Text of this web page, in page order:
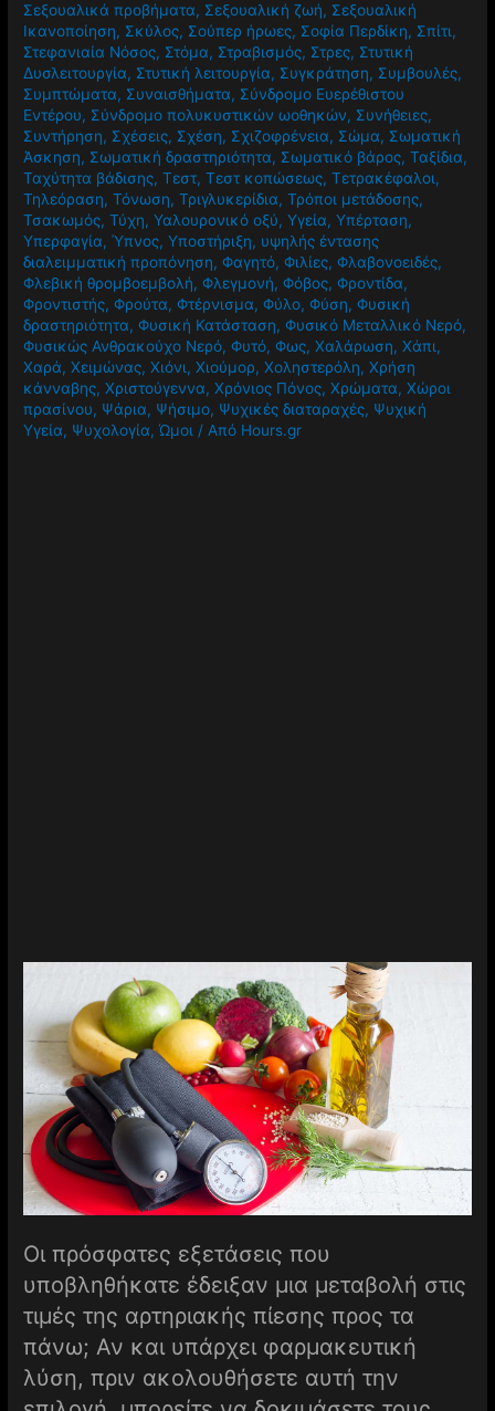
Σεξουαλικά προβήματα, Σεξουαλική ζωή, Σεξουαλική
Ικανοποίηση, Σκύλος, Σούπερ ήρωες, Σοφία Περδίκη, Σπίτι,
Στεφανιαία Νόσος, Στόμα, Στραβισμός, Στρες, Στυτική
Δυσλειτουργία, Στυτική λειτουργία, Συγκράτηση, Συμβουλές,
Συμπτώματα, Συναισθήματα, Σύνδρομο Ευερέθιστου
Εντέρου, Σύνδρομο πολυκυστικών ωοθηκών, Συνήθειες,
Συντήρηση, Σχέσεις, Σχέση, Σχιζοφρένεια, Σώμα, Σωματική
Άσκηση, Σωματική δραστηριότητα, Σωματικό βάρος,Ταξίδια,
Ταχύτητα βάδισης,Τεστ,Τεστ κοπώσεως,Τετρακέφαλοι,
Τηλεόραση,Τόνωση,Τριγλυκερίδια,Τρόποι μετάδοσης,
Τσακωμός,Τύχη,Υαλουρονικό οξύ,Υγεία,Υπέρταση,
Υπερφαγία,Ύπνος,Υποστήριξη, υψηλής έντασης
διαλειμματική προπόνηση,Φαγητό,Φιλίες,Φλαβονοειδές,
Φλεβική θρομβοεμβολή,Φλεγμονή,Φόβος,Φροντίδα,
Φροντιστής,Φρούτα,Φτέρνισμα,Φύλο,Φύση,Φυσική
δραστηριότητα,Φυσική Κατάσταση,Φυσικό Μεταλλικό Νερό,
Φυσικώς Ανθρακούχο Νερό,Φυτό,Φως,Χαλάρωση,Χάπι,
Χαρά,Χειμώνας,Χιόνι,Χιούμορ,Χοληστερόλη,Χρήση
κάνναβης,Χριστούγεννα,Χρόνιος Πόνος,Χρώματα,Χώροι
πρασίνου, Ψάρια, Ψήσιμο, Ψυχικές διαταραχές, Ψυχική
Υγεία, Ψυχολογία,Ώμοι / Από Hours.gr
Οι πρόσφατες εξετάσεις που
υποβληθήκατε έδειξαν μια μεταβολή στις
τιμές της αρτηριακής πίεσης προς τα
πάνω; Αν και υπάρχει φαρμακευτική
λύση, πριν ακολουθήσετε αυτή την